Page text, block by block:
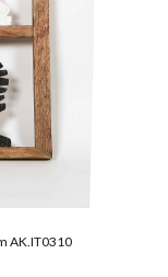
AK.IT0310